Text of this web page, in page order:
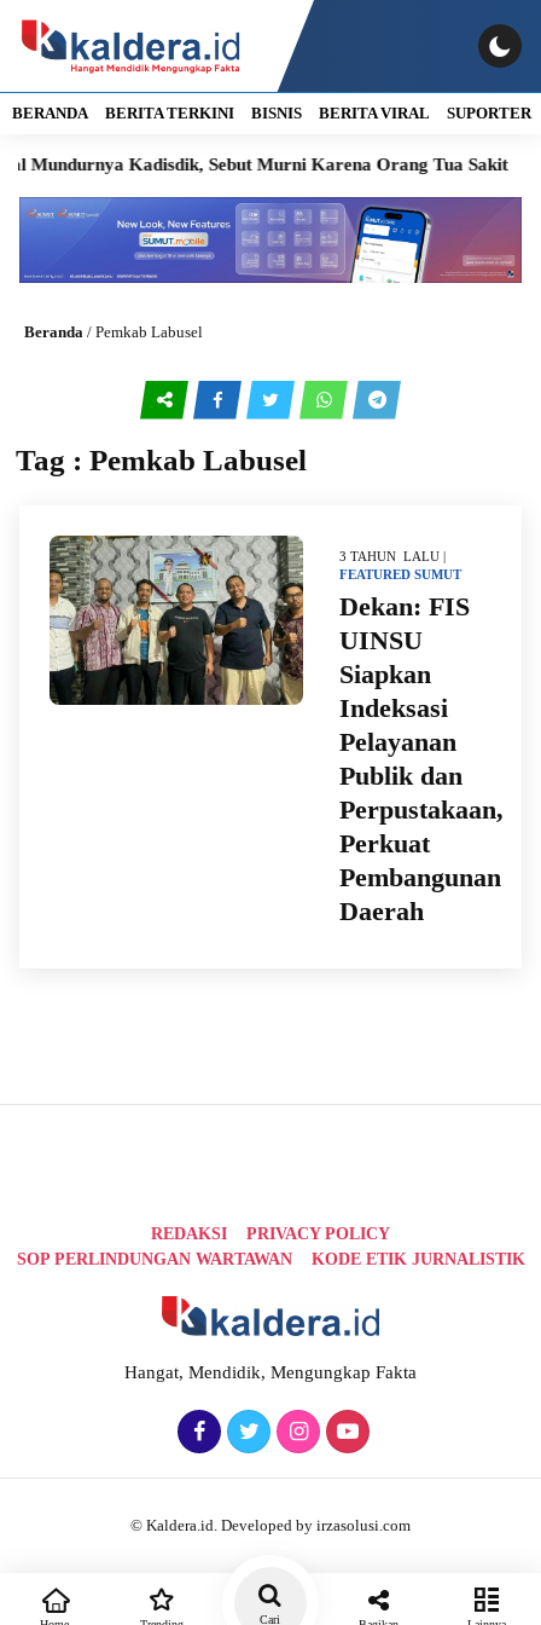
BERANDA BERITA TERKINI BISNIS BERITA VIRAL SUPORTER
Mundurnya Kadisdik, Sebut Murni Karena Orang Tua Sakit
Beranda / Pemkab Labusel
Tag : Pemkab Labusel
3 TAHUN LALU |
FEATURED SUMUT
Dekan: FIS
UINSU
Siapkan
Indeksasi
Pelayanan
Publik dan
Perpustakaan,
Perkuat
Pembangunan
Daerah
REDAKSI
PRIVACY POLICY
SOP PERLINDUNGAN WARTAWAN
KODE ETIK JURNALISTIK
Hangat, Mendidik, Mengungkap Fakta
© Kaldera.id. Developed by irzasolusi.com
Cari